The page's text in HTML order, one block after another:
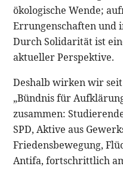
ökologische Wende;
Errungenschaften und
Durch Solidarität ist
aktueller Perspektive.
Deshalb wirken wir
„Bündnis für
zusammen:
SPD, Aktive aus
Friedensbewegung,
Antifa, fortschrittlich